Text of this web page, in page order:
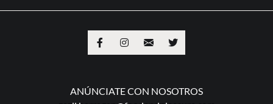
ANÚNCIATE CON NOSOTROS